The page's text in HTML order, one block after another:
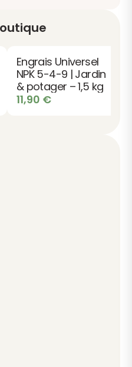
Engrais Universel
NPK 5-4-9 | Jardin
& potager – 1,5 kg
11,90 €